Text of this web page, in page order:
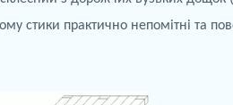
стики практично непомітні та